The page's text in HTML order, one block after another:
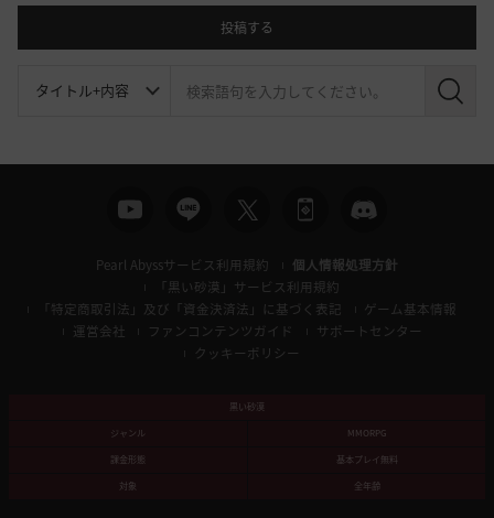
投稿する
検
Pearl Abyssサービス利用規約
個人情報処理方針
「黒い砂漠」サービス利用規約
「特定商取引法」及び「資金決済法」に基づく表記
ゲーム基本情報
運営会社
ファンコンテンツガイド
サポートセンター
クッキーポリシー
黒い砂漠
ジャンル
MMORPG
課金形態
基本プレイ無料
対象
全年齢